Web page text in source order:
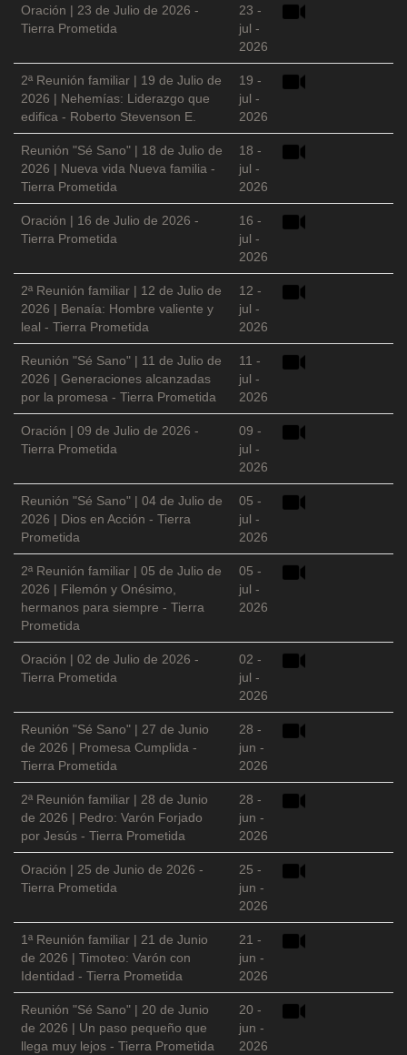
Oración | 23 de Julio de 2026 -
Tierra Prometida
23 -
jul -
2026
2ª Reunión familiar | 19 de Julio de
2026 | Nehemías: Liderazgo que
edifica - Roberto Stevenson E.
19 -
jul -
2026
Reunión "Sé Sano" | 18 de Julio de
2026 | Nueva vida Nueva familia -
Tierra Prometida
18 -
jul -
2026
Oración | 16 de Julio de 2026 -
Tierra Prometida
16 -
jul -
2026
2ª Reunión familiar | 12 de Julio de
2026 | Benaía: Hombre valiente y
leal - Tierra Prometida
12 -
jul -
2026
Reunión "Sé Sano" | 11 de Julio de
2026 | Generaciones alcanzadas
por la promesa - Tierra Prometida
11 -
jul -
2026
Oración | 09 de Julio de 2026 -
Tierra Prometida
09 -
jul -
2026
Reunión "Sé Sano" | 04 de Julio de
2026 | Dios en Acción - Tierra
Prometida
05 -
jul -
2026
2ª Reunión familiar | 05 de Julio de
2026 | Filemón y Onésimo,
hermanos para siempre - Tierra
Prometida
05 -
jul -
2026
Oración | 02 de Julio de 2026 -
Tierra Prometida
02 -
jul -
2026
Reunión "Sé Sano" | 27 de Junio
de 2026 | Promesa Cumplida -
Tierra Prometida
28 -
jun -
2026
2ª Reunión familiar | 28 de Junio
de 2026 | Pedro: Varón Forjado
por Jesús - Tierra Prometida
28 -
jun -
2026
Oración | 25 de Junio de 2026 -
Tierra Prometida
25 -
jun -
2026
1ª Reunión familiar | 21 de Junio
de 2026 | Timoteo: Varón con
Identidad - Tierra Prometida
21 -
jun -
2026
Reunión "Sé Sano" | 20 de Junio
de 2026 | Un paso pequeño que
llega muy lejos - Tierra Prometida
20 -
jun -
2026